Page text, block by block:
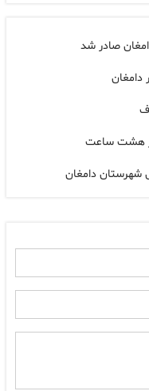
صادر شد
دامغان